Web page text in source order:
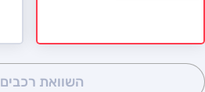
השוואת רכבים